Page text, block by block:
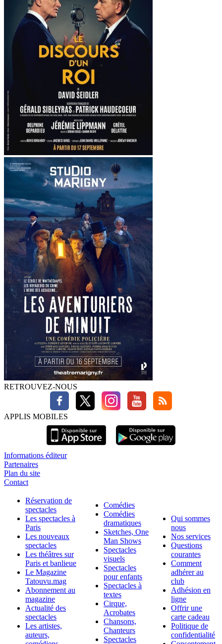
RETROUVEZ-NOUS
APPLIS MOBILES
Informations éditeur
Partenaires
Plan du site
Contact
Réservation de
spectacles
Les spectacles à
Paris
Les nouveaux
spectacles
Les théâtres sur
Paris et banlieue
Le Magazine
Tatouvu.mag
Abonnement au
magazine
Actualité des
spectacles
Les artistes,
auteurs,
Comédies
Comédies
dramatiques
Sketches, One
Man Shows
Spectacles
visuels
Spectacles
pour enfants
Spectacles à
textes
Cirque,
Acrobates
Chansons,
Chanteurs
Spectacles
Qui sommes
nous
Nos services
Questions
courantes
Comment
adhérer au
club
Adhésion en
ligne
Offrir une
carte cadeau
Politique de
confidentialité